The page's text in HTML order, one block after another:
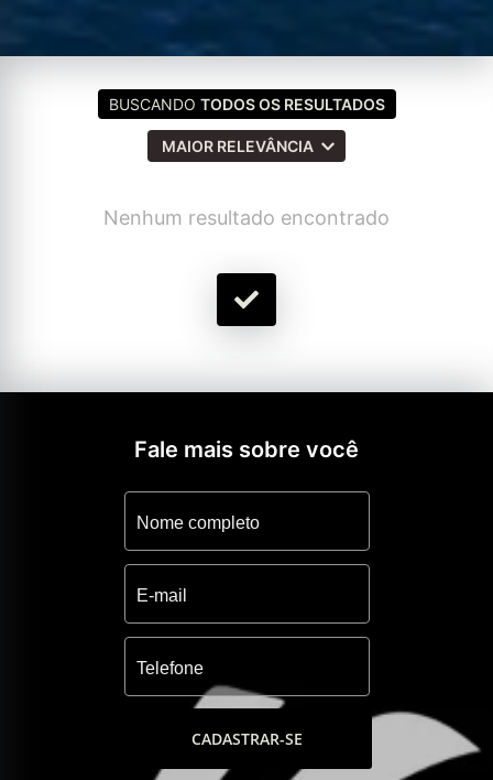
BUSCANDO TODOS OS RESULTADOS
MAIOR RELEVÂNCIA
Nenhum resultado encontrado
Fale mais sobre você
CADASTRAR-SE